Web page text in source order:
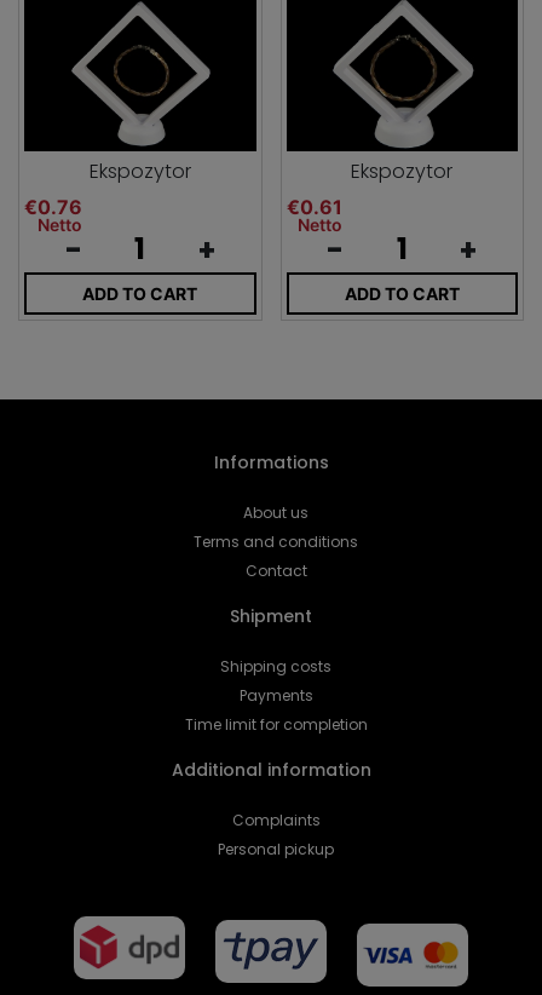
Ekspozytor
€0.76
Netto
- +
ADD TO CART
Ekspozytor
€0.61
Netto
- +
ADD TO CART
Informations
About us
Terms and conditions
Contact
Shipment
Shipping costs
Payments
Time limit for completion
Additional information
Complaints
Personal pickup